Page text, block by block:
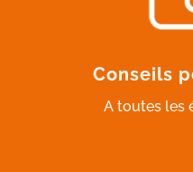
Conseils
A toutes les